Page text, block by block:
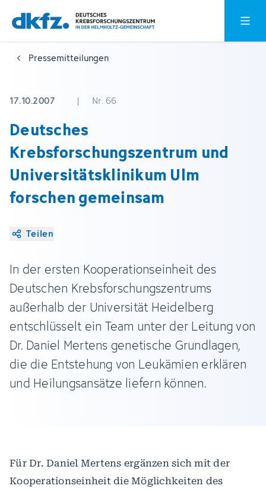
Zum
Hauptinhalt
springen
Zur
Fußzeile
springen
Pressemitteilungen
17.10.2007 | Nr. 66
Deutsches
Krebsforschungszentrum und
Universitätsklinikum Ulm
forschen gemeinsam
Teilen
In der ersten Kooperationseinheit des
Deutschen Krebsforschungszentrums
außerhalb der Universität Heidelberg
entschlüsselt ein Team unter der Leitung von
Dr. Daniel Mertens genetische Grundlagen,
die die Entstehung von Leukämien erklären
und Heilungsansätze liefern können.
Für Dr. Daniel Mertens ergänzen sich mit der
Kooperationseinheit die Möglichkeiten des